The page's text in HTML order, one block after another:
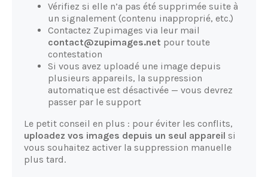
Vérifiez si elle n’a pas été supprimée suite à
un signalement (contenu inapproprié, etc.)
Contactez Zupimages via leur mail
contact@zupimages.net pour toute
contestation
Si vous avez uploadé une image depuis
plusieurs appareils, la suppression
automatique est désactivée — vous devrez
passer par le support
Le petit conseil en plus : pour éviter les conflits,
uploadez vos images depuis un seul appareil si
vous souhaitez activer la suppression manuelle
plus tard.